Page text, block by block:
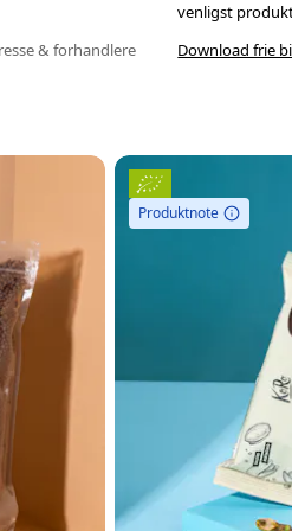
venligst
& forhandlere
Download frie
Produktnote